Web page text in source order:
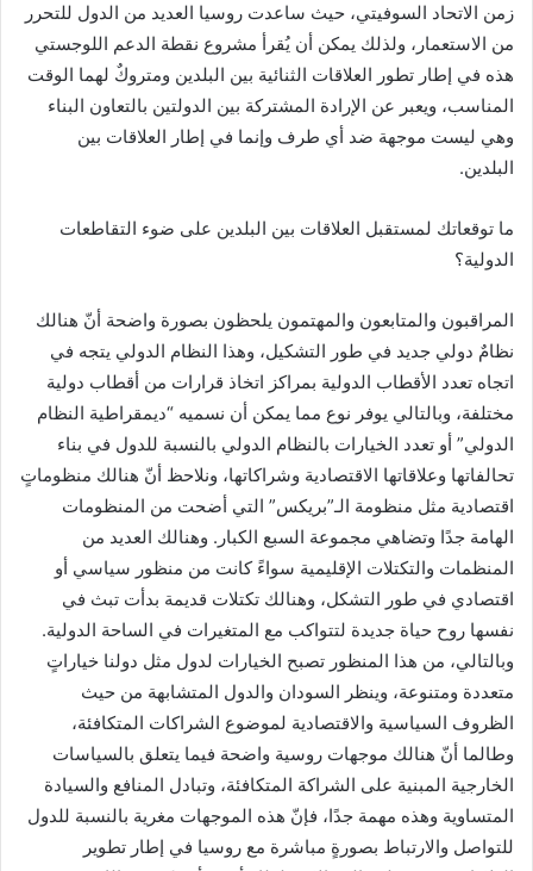
زمن الاتحاد السوفيتي، حيث ساعدت روسيا العديد من الدول للتحرر
من الاستعمار، ولذلك يمكن أن يُقرأ مشروع نقطة الدعم اللوجستي
هذه في إطار تطور العلاقات الثنائية بين البلدين ومتروكٌ لهما الوقت
المناسب، ويعبر عن الإرادة المشتركة بين الدولتين بالتعاون البناء
وهي ليست موجهة ضد أي طرف وإنما في إطار العلاقات بين
البلدين.
ما توقعاتك لمستقبل العلاقات بين البلدين على ضوء التقاطعات
الدولية؟
المراقبون والمتابعون والمهتمون يلحظون بصورة واضحة أنّ هنالك
نظامٌ دولي جديد في طور التشكيل، وهذا النظام الدولي يتجه في
اتجاه تعدد الأقطاب الدولية بمراكز اتخاذ قرارات من أقطاب دولية
مختلفة، وبالتالي يوفر نوع مما يمكن أن نسميه “ديمقراطية النظام
الدولي” أو تعدد الخيارات بالنظام الدولي بالنسبة للدول في بناء
تحالفاتها وعلاقاتها الاقتصادية وشراكاتها، ونلاحظ أنّ هنالك منظوماتٍ
اقتصادية مثل منظومة الـ”بريكس” التي أضحت من المنظومات
الهامة جدًا وتضاهي مجموعة السبع الكبار. وهنالك العديد من
المنظمات والتكتلات الإقليمية سواءً كانت من منظور سياسي أو
اقتصادي في طور التشكل، وهنالك تكتلات قديمة بدأت تبث في
نفسها روح حياة جديدة لتتواكب مع المتغيرات في الساحة الدولية.
وبالتالي، من هذا المنظور تصبح الخيارات لدول مثل دولنا خياراتٍ
متعددة ومتنوعة، وينظر السودان والدول المتشابهة من حيث
الظروف السياسية والاقتصادية لموضوع الشراكات المتكافئة،
وطالما أنّ هنالك موجهات روسية واضحة فيما يتعلق بالسياسات
الخارجية المبنية على الشراكة المتكافئة، وتبادل المنافع والسيادة
المتساوية وهذه مهمة جدًا، فإنّ هذه الموجهات مغرية بالنسبة للدول
للتواصل والارتباط بصورةٍ مباشرة مع روسيا في إطار تطوير